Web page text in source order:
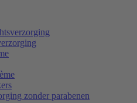
zonder parabenen